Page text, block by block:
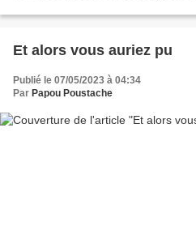
Et alors vous auriez pu
Publié le 07/05/2023 à 04:34
Par Papou Poustache